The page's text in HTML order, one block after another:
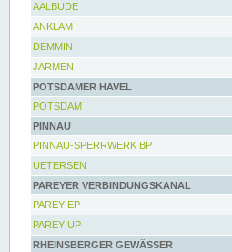
AALBUDE
ANKLAM
DEMMIN
JARMEN
POTSDAMER HAVEL
POTSDAM
PINNAU
PINNAU-SPERRWERK BP
UETERSEN
PAREYER VERBINDUNGSKANAL
PAREY EP
PAREY UP
RHEINSBERGER GEWÄSSER